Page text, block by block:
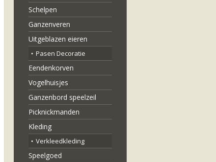
Schelpen
Ganzenveren
Uitgeblazen eieren
Pasen Decoratie
Eendenkorven
Vogelhuisjes
Ganzenbord speelzeil
Picknickmanden
Kleding
Verkleedkleding
Speelgoed